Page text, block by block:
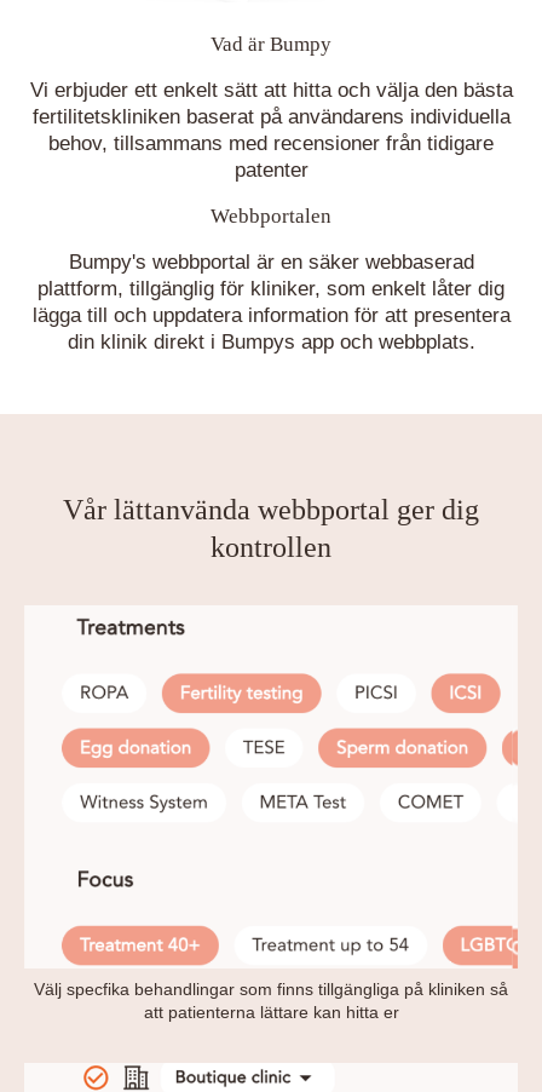
Vad är Bumpy
Vi erbjuder ett enkelt sätt att hitta och välja den bästa
fertilitetskliniken baserat på användarens individuella
behov, tillsammans med recensioner från tidigare
patenter
Webbportalen
Bumpy's webbportal är en säker webbaserad
plattform, tillgänglig för kliniker, som enkelt låter dig
lägga till och uppdatera information för att presentera
din klinik direkt i Bumpys app och webbplats.
Vår lättanvända webbportal ger dig
kontrollen
Välj specfika behandlingar som finns tillgängliga på kliniken så
att patienterna lättare kan hitta er